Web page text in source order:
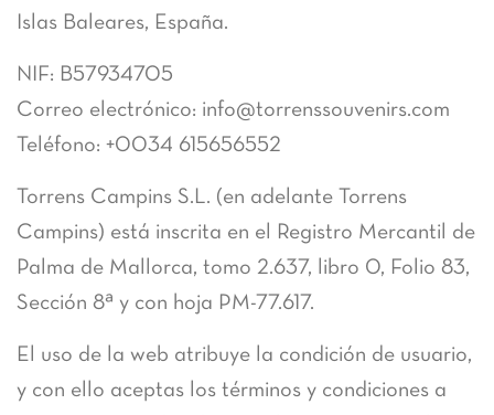
Islas Baleares, España.
NIF: B57934705
Correo electrónico: info@torrenssouvenirs.com
Teléfono: +0034 615656552
Torrens Campins S.L. (en adelante Torrens
Campins) está inscrita en el Registro Mercantil de
Palma de Mallorca, tomo 2.637, libro 0, Folio 83,
Sección 8ª y con hoja PM-77.617.
El uso de la web atribuye la condición de usuario,
y con ello aceptas los términos y condiciones a